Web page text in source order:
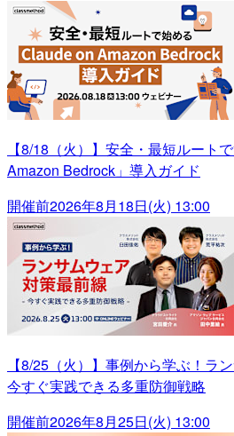
【8/18（火）】安全・最短ルート
Amazon Bedrock」導入ガイド
開催前2026年8月18日(火) 13:00
【8/25（火）】事例から学ぶ！ラ
今すぐ実践できる多重防御戦略
開催前2026年8月25日(火) 13:00